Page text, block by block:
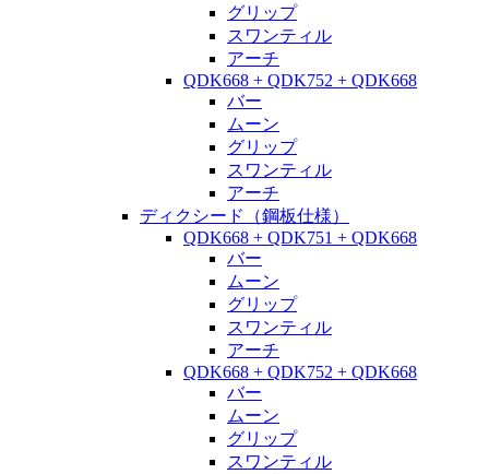
グリップ
スワンティル
アーチ
QDK668 + QDK752 + QDK668
バー
ムーン
グリップ
スワンティル
アーチ
ディクシード（鋼板仕様）
QDK668 + QDK751 + QDK668
バー
ムーン
グリップ
スワンティル
アーチ
QDK668 + QDK752 + QDK668
バー
ムーン
グリップ
スワンティル